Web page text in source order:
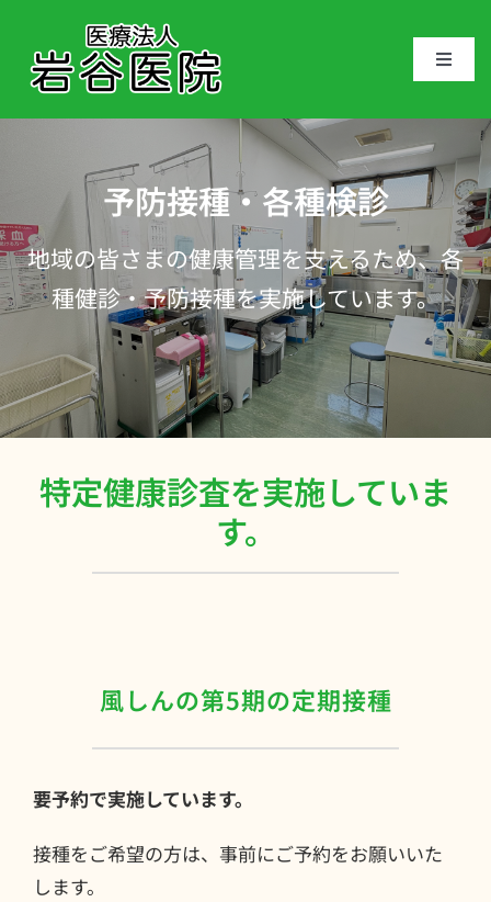
content
Toggle
トップページ
お知らせ
医院案内
医師紹介
アクセス
初めての方へ
予防接種・各種検診
地域の皆さまの健康管理を支えるため、各
種健診・予防接種を実施しています。
特定健康診査を実施していま
す。
風しんの第5期の定期接種
要予約で実施しています。
接種をご希望の方は、事前にご予約をお願いいた
します。